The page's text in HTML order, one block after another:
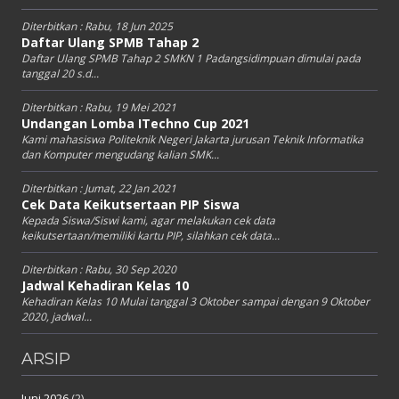
Diterbitkan :Rabu, 18 Jun 2025
Daftar Ulang SPMB Tahap 2
Daftar Ulang SPMB Tahap 2 SMKN 1 Padangsidimpuan dimulai pada
tanggal 20 s.d...
Diterbitkan :Rabu, 19 Mei 2021
Undangan Lomba ITechno Cup 2021
Kami mahasiswa Politeknik Negeri Jakarta jurusan Teknik Informatika
dan Komputer mengudang kalian SMK...
Diterbitkan :Jumat, 22 Jan 2021
Cek Data Keikutsertaan PIP Siswa
Kepada Siswa/Siswi kami, agar melakukan cek data
keikutsertaan/memiliki kartu PIP, silahkan cek data...
Diterbitkan :Rabu, 30 Sep 2020
Jadwal Kehadiran Kelas 10
Kehadiran Kelas 10 Mulai tanggal 3 Oktober sampai dengan 9 Oktober
2020, jadwal...
ARSIP